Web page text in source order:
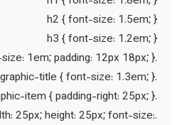
h2 { font-size: 1.5em; }
h3 { font-size: 1.2em; }
.call-to-action { font-size: 1em; padding: 12px 18px; }
.info-graphic-title { font-size: 1.3em; }
.info-graphic-item { padding-right: 25px; }
25px; height: 25px; font-size: